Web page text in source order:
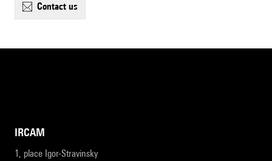
contact us
IRCAM
1, place Igor-Stravinsky